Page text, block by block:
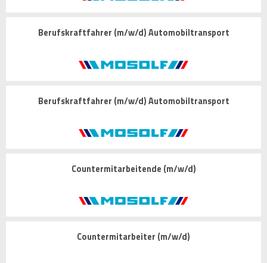
Berufskraftfahrer (m/w/d) Automobiltransport
Berufskraftfahrer (m/w/d) Automobiltransport
Countermitarbeitende (m/w/d)
Countermitarbeiter (m/w/d)